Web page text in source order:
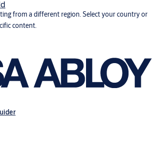
from a different region. Select your country or
content.